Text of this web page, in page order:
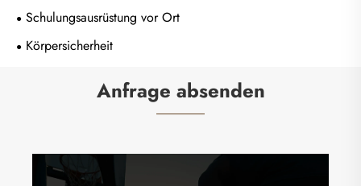
Schulungsausrüstung vor Ort
Körpersicherheit
Anfrage absenden